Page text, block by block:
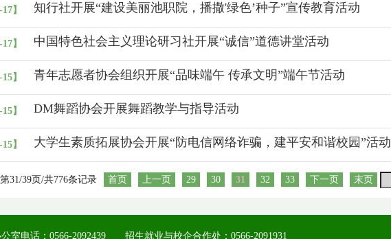
】 知行社开展“建设美丽池职院，播撒'绿色’种子”宣传教育活动
】 中国特色社会主义理论研习社开展“诚信”道德讲堂活动
】 青年志愿者协会组织开展“品味端午 传承文明”端午节活动
】 DM舞蹈协会开展舞蹈教学与指导活动
】 大学生素质拓展协会开展“防电信网络诈骗，建平安和谐校园”活动
第31/39页/共776条记录 首页 上一页 29 30 31 32 33 下一页 末页
室电话：0566-2092439 招生就业与校企合作处：0566-2091931